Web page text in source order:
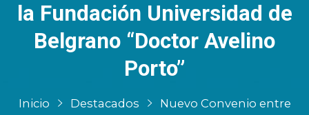
la Fundación Universidad de
Belgrano “Doctor Avelino
Porto”
Inicio Destacados
Nuevo Convenio entre